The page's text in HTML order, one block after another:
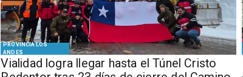
PROVINCIA LOS
ANDES
Vialidad logra llegar hasta el Túnel Cristo